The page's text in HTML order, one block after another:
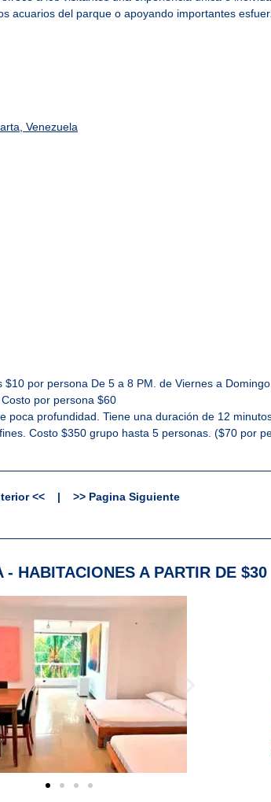
acuarios del parque o apoyando importantes
Venezuela
por persona De 5 a 8 PM. de Viernes a Domingo.
por persona $60
poca profundidad. Tiene una duración de 12
Costo $350 grupo hasta 5 personas. ($70 por
<<| >> Pagina Siguiente
- HABITACIONES A PARTIR DE $30